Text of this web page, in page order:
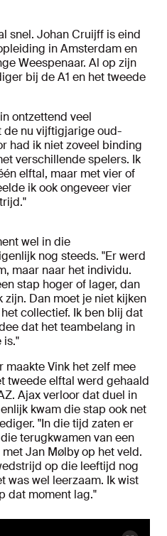
snel. Johan Cruijff is eind
in Amsterdam en
Weespenaar. Al op zijn
bij de A1 en het tweede
ontzettend veel
de nu vijftigjarige oud-
had ik niet zoveel binding
verschillende spelers. Ik
elftal, maar met vier of
ik ook ongeveer vier
wel in die
nog steeds. "Er werd
maar naar het individu.
stap hoger of lager, dan
Dan moet je niet kijken
collectief. Ik ben blij dat
dat het teambelang in
is."
Vink het zelf mee
tweede elftal werd gehaald
Ajax verloor dat duel in
kwam die stap ook net
"In die tijd zaten er
terugkwamen van een
Jan Mølby op het veld.
op die leeftijd nog
was wel leerzaam. Ik wist
dat moment lag."